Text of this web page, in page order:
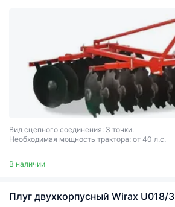
Вид сцепного соединения: 3 точки.
Необходимая мощность трактора: от 40 л.с.
В наличии
Плуг двухкорпусный Wirax U018/3